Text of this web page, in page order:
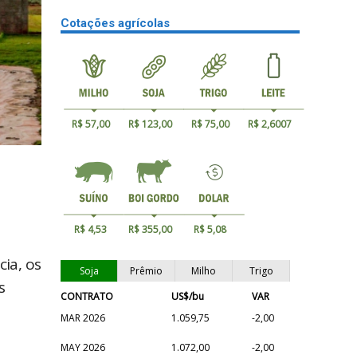
os
Cotações agrícolas
R$ 57,00 R$ 123,00 R$ 75,00 R$ 2,6007
R$ 4,53 R$ 355,00 R$ 5,08
Soja Prêmio Milho
Trigo
CONTRATO
US$/bu
VAR
MAR 2026
1.059,75 -2,00
MAY 2026 1.072,00 -2,00